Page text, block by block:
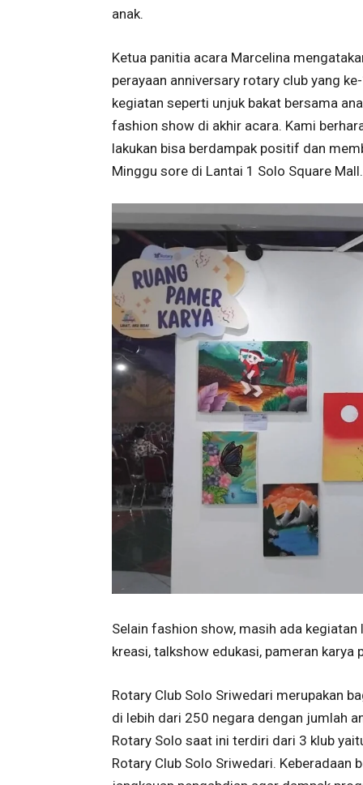
anak.
Ketua panitia acara Marcelina
perayaan anniversary rotary club yang
kegiatan seperti unjuk bakat bersama
fashion show di akhir acara. Kami
lakukan bisa berdampak positif dan
Minggu sore di Lantai 1 Solo Square Mall.
Selain fashion show, masih ada
kreasi, talkshow edukasi, pameran karya
Rotary Club Solo Sriwedari merupakan
di lebih dari 250 negara dengan jumlah
Rotary Solo saat ini terdiri dari 3 klub
Rotary Club Solo Sriwedari. Keberadaan